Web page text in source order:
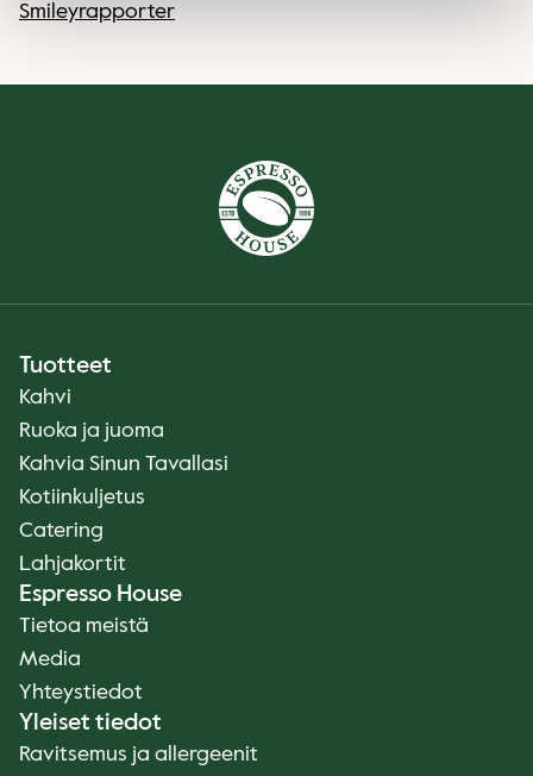
Smileyrapporter
Tuotteet
Kahvi
Ruoka ja juoma
Kahvia Sinun Tavallasi
Kotiinkuljetus
Catering
Lahjakortit
Espresso House
Tietoa meistä
Media
Yhteystiedot
Yleiset tiedot
Ravitsemus ja allergeenit